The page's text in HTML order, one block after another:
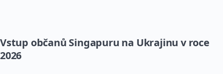
Vstup občanů Singapuru na Ukrajinu v roce
2026